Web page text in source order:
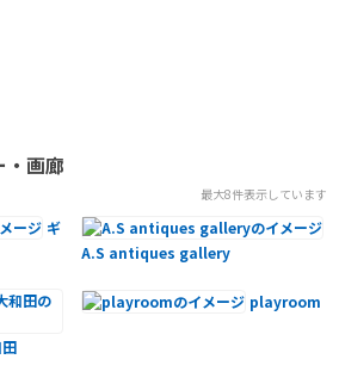
・画廊
最大8件表示しています
ギ
A.S antiques gallery
playroom